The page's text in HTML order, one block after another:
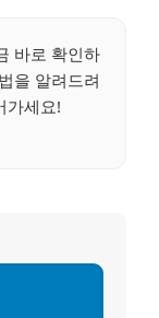
바로 확인하
을 알려드려
가세요!